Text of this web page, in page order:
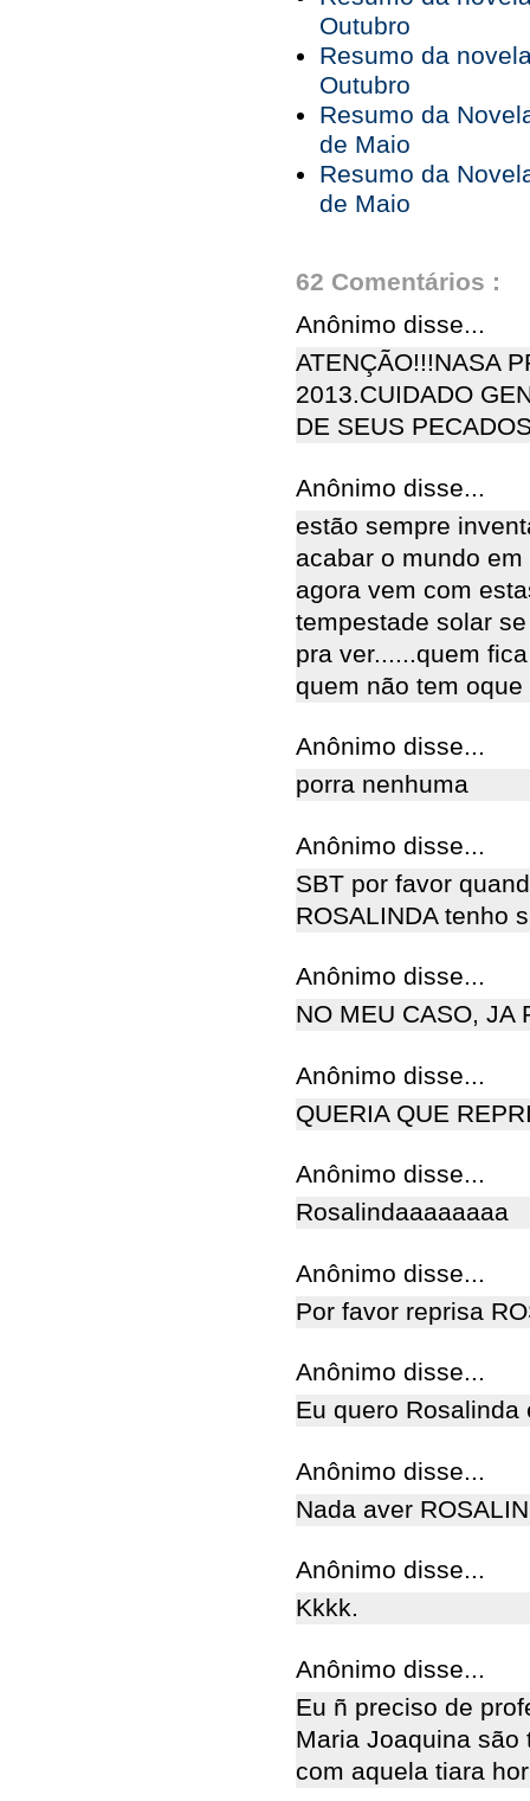
Outubro
Resumo da
Outubro
Resumo da
de Maio
Resumo da
de Maio
62 Comentários :
Anônimo disse...
ATENÇÃO!!!NASA
2013.CUIDADO
DE SEUS
Anônimo disse...
estão sempre
acabar o mundo
agora vem com
tempestade solar
pra ver......quem
quem não tem oque
Anônimo disse...
porra nenhuma
Anônimo disse...
SBT por favor
ROSALINDA tenho
Anônimo disse...
NO MEU CASO, JA
Anônimo disse...
QUERIA QUE
Anônimo disse...
Rosalindaaaaaaaa
Anônimo disse...
Por favor reprisa
Anônimo disse...
Eu quero Rosalinda
Anônimo disse...
Nada aver
Anônimo disse...
Kkkk.
Anônimo disse...
Eu ñ preciso de
Maria Joaquina são
com aquela tiara